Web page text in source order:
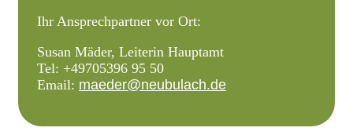
Ihr Ansprechpartner vor Ort:
Susan Mäder, Leiterin Hauptamt
Tel: +49705396 95 50
Email: maeder@neubulach.de